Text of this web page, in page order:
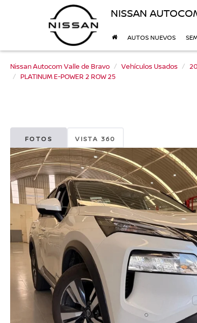
NISSAN
AUTOS NUEVOS
Nissan Autocom Valle de Bravo Vehículos Usados
PLATINUM E-POWER 2 ROW 25
FOTOS VISTA 360